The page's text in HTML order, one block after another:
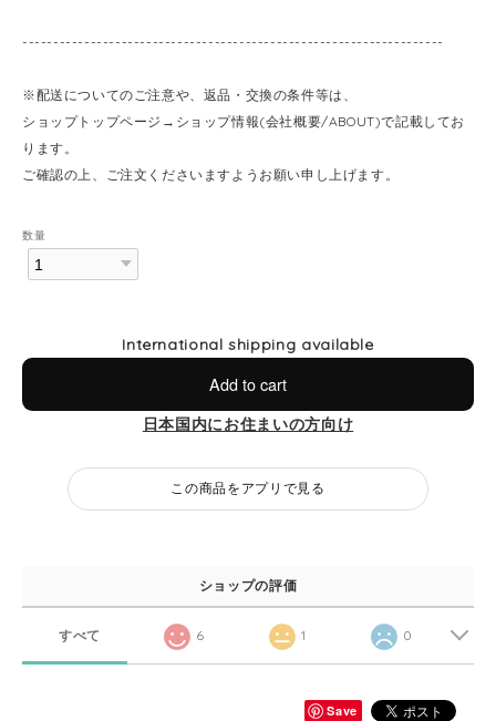
--------------------------------------------------------------------
※配送についてのご注意や、返品・交換の条件等は、
ショップトップページ→ショップ情報(会社概要/ABOUT)で記載してお
ります。
ご確認の上、ご注文くださいますようお願い申し上げます。
数量
International shipping available
Add to cart
日本国内にお住まいの方向け
この商品をアプリで見る
ショップの評価
すべて 6 1 0
Save